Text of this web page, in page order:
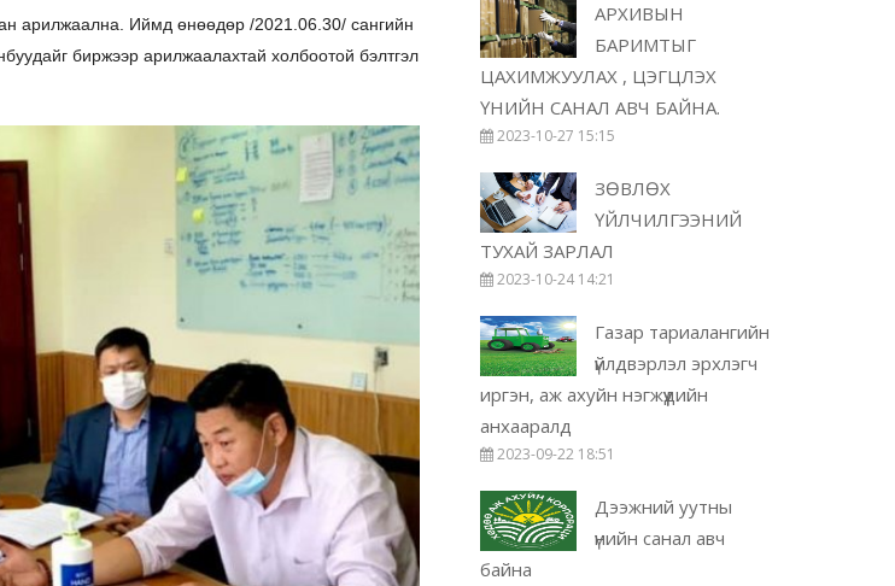
арилжаална. Иймд өнөөдөр /2021.06.30/ сангийн
биржээр арилжаалахтай холбоотой бэлтгэл
АРХИВЫН
БАРИМТЫГ
ЦАХИМЖУУЛАХ , ЦЭГЦЛЭХ
ҮНИЙН САНАЛ АВЧ БАЙНА.
2023-10-27 15:15
ЗӨВЛӨХ
ҮЙЛЧИЛГЭЭНИЙ
ТУХАЙ ЗАРЛАЛ
2023-10-24 14:21
Газар тариалангийн
үйлдвэрлэл эрхлэгч
иргэн, аж ахуйн нэгжүүдийн
анхааралд
2023-09-22 18:51
Дээжний уутны
үнийн санал авч
байна